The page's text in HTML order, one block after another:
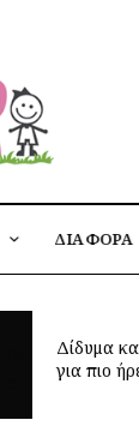
ΔΙΑΦΟΡΑ